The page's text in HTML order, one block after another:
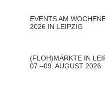
EVENTS AM
2026 IN LEIPZIG
(FLOH)MÄRKTE IN
07.–09. AUGUST 2026